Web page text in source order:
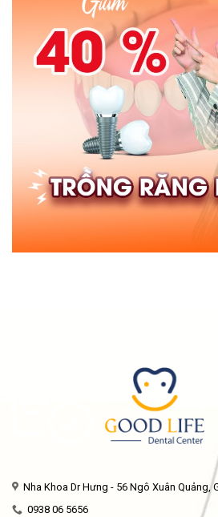
Nha Khoa Dr Hưng - 56 Ngô Xuân Quảng,
0938 06 5656